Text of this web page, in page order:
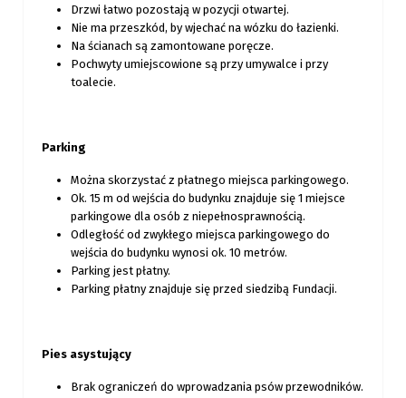
Drzwi łatwo pozostają w pozycji otwartej.
Nie ma przeszkód, by wjechać na wózku do łazienki.
Na ścianach są zamontowane poręcze.
Pochwyty umiejscowione są przy umywalce i przy
toalecie.
Parking
Można skorzystać z płatnego miejsca parkingowego.
Ok. 15 m od wejścia do budynku znajduje się 1 miejsce
parkingowe dla osób z niepełnosprawnością.
Odległość od zwykłego miejsca parkingowego do
wejścia do budynku wynosi ok. 10 metrów.
Parking jest płatny.
Parking płatny znajduje się przed siedzibą Fundacji.
Pies asystujący
Brak ograniczeń do wprowadzania psów przewodników.